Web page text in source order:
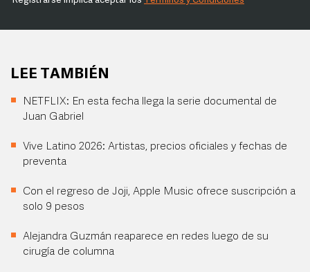
LEE TAMBIÉN
NETFLIX: En esta fecha llega la serie documental de
Juan Gabriel
Vive Latino 2026: Artistas, precios oficiales y fechas de
preventa
Con el regreso de Joji, Apple Music ofrece suscripción a
solo 9 pesos
Alejandra Guzmán reaparece en redes luego de su
cirugía de columna